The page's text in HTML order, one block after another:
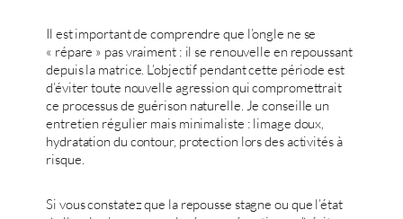
Il est important de comprendre que l’ongle ne se
« répare » pas vraiment : il se renouvelle en repoussant
depuis la matrice. L’objectif pendant cette période est
d’éviter toute nouvelle agression qui compromettrait
ce processus de guérison naturelle. Je conseille un
entretien régulier mais minimaliste : limage doux,
hydratation du contour, protection lors des activités à
risque.
Si vous constatez que la repousse stagne ou que l’état